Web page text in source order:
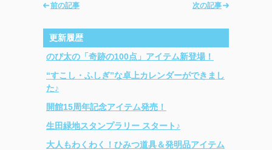
次の記事
前の記事
更新履歴
のび太の「奇跡の100点」アイテム新登場！
“すこし・ふしぎ”な卓上カレンダーができまし
た♪
開館15周年記念アイテム発売！
生田緑地スタンプラリー スタート♪
大人もわくわく！ひみつ道具＆発明品アイテム